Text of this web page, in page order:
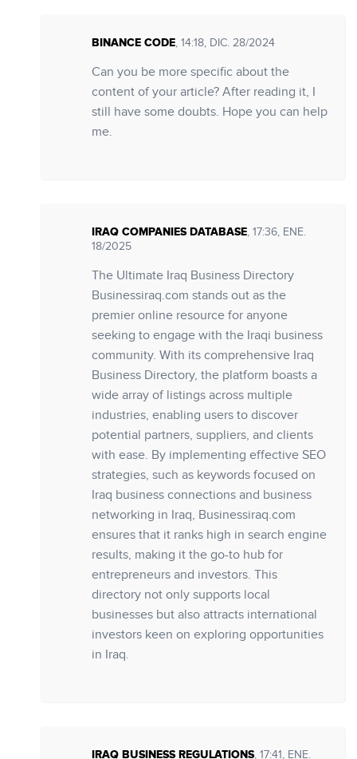
BINANCE CODE, 14:18, DIC. 28/2024
Can you be more specific about the
content of your article? After reading it, I
still have some doubts. Hope you can help
me.
IRAQ COMPANIES DATABASE, 17:36, ENE.
18/2025
The Ultimate Iraq Business Directory
Businessiraq.com stands out as the
premier online resource for anyone
seeking to engage with the Iraqi business
community. With its comprehensive Iraq
Business Directory, the platform boasts a
wide array of listings across multiple
industries, enabling users to discover
potential partners, suppliers, and clients
with ease. By implementing effective SEO
strategies, such as keywords focused on
Iraq business connections and business
networking in Iraq, Businessiraq.com
ensures that it ranks high in search engine
results, making it the go-to hub for
entrepreneurs and investors. This
directory not only supports local
businesses but also attracts international
investors keen on exploring opportunities
in Iraq.
IRAQ BUSINESS REGULATIONS, 17:41, ENE.